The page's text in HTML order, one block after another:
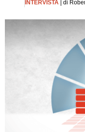
INTERVISTA | di